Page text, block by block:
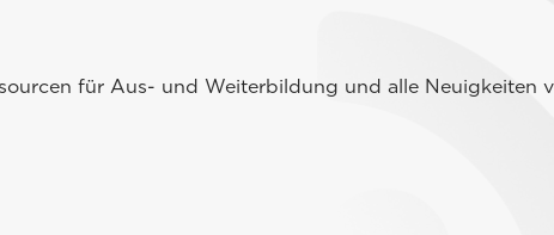
für Aus- und Weiterbildung und alle Neuigkeiten